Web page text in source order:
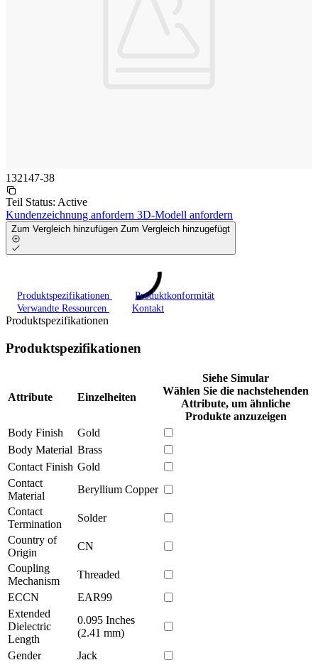
132147-38
Teil Status: Active
Kundenzeichnung anfordern 3D-Modell anfordern
Zum Vergleich hinzufügen Zum Vergleich hinzugefügt
Produktspezifikationen
Produktkonformität
Verwandte Ressourcen
Kontakt
Produktspezifikationen
Produktspezifikationen
Attribute Einzelheiten
Siehe Simular
Wählen Sie die nachstehenden
Attribute, um ähnliche
Produkte anzuzeigen
Body Finish
Gold
Body Material Brass
Contact Finish Gold
Contact
Material
Beryllium Copper
Contact
Termination
Solder
Country of
Origin
CN
Coupling
Mechanism
Threaded
ECCN
EAR99
Extended
Dielectric
Length
0.095 Inches
(2.41 mm)
Gender
Jack